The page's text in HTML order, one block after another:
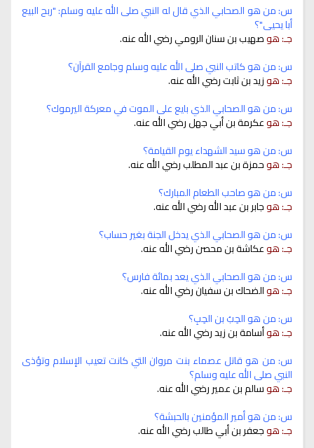
س: من هو الصحابي الذي قال له النبي صلى الله عليه وسلم: "ربح البيع
أبا يحيى"؟
جـ: هوصهيب بن سنان الرومي رضي الله عنه.
س: من هو كاتب النبي صلى الله عليه وسلم وجامع القرآن؟
جـ: هوزيد بن ثابت رضي الله عنه.
س: من هو الصحابي الذي بايع على الموت في معركة اليرموك؟
جـ: هوعكرمة بن أبي جهل رضي الله عنه.
س: من هو سيد الشهداء يوم القيامة؟
جـ: هوحمزة بن عبد المطلب رضي الله عنه.
س: من هو صاحب الطعام المبارك؟
جـ: هوجابر بن عبد الله رضي الله عنه.
س: من هو الصحابي الذي يدخل الجنة بغير حساب؟
جـ: هوعكاشة بن محصن رضي الله عنه.
س: من هو الصحابي الذي يعد بمائة فارس؟
جـ: هوالضحاك بن سفيان رضي الله عنه.
س: من هو الحِبُ بن الحِبِ؟
جـ: هوأسامة بن زيد رضي الله عنه.
س: من هو قاتل عصماء بنت مروان التي كانت تعيب الإسلام وتؤذى
النبي صلى الله عليه وسلم؟
جـ: هوسالم بن عمير رضي الله عنه.
س: من هو أمير المؤمنين بالحبشة؟
جـ: هوجعفر بن أبي طالب رضي الله عنه.